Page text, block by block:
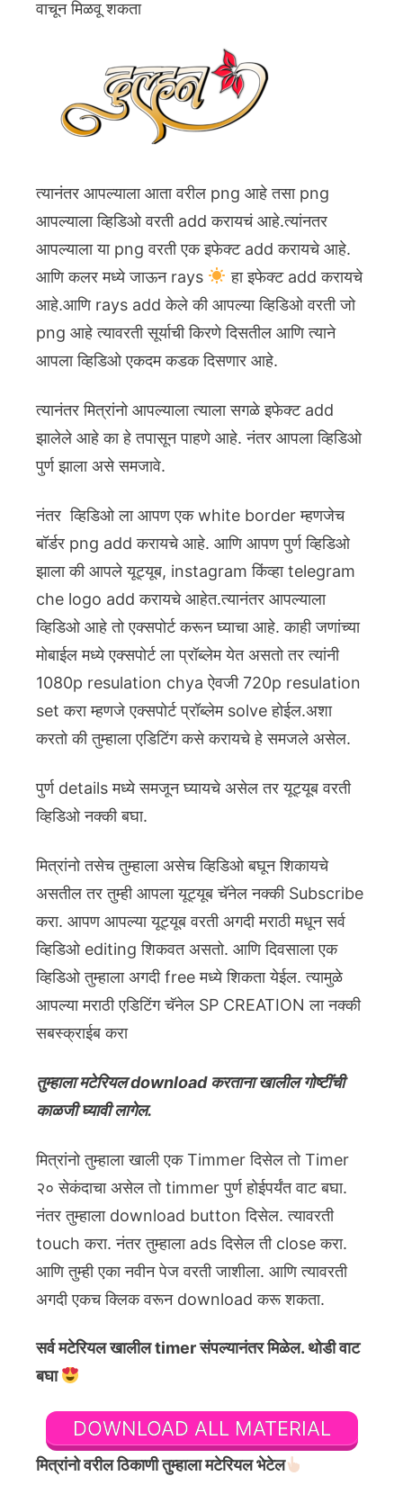
वाचून मिळवू शकता
त्यानंतर आपल्याला आता वरील png आहे तसा png
आपल्याला व्हिडिओ वरती add करायचं आहे.त्यांनतर
आपल्याला या png वरती एक इफेक्ट add करायचे आहे.
आणि कलर मध्ये जाऊन rays
हा इफेक्ट add करायचे
आहे.आणि rays add केले की आपल्या व्हिडिओ वरती जो
png आहे त्यावरती सूर्याची किरणे दिसतील आणि त्याने
आपला व्हिडिओ एकदम कडक दिसणार आहे.
त्यानंतर मित्रांनो आपल्याला त्याला सगळे इफेक्ट add
झालेले आहे का हे तपासून पाहणे आहे. नंतर आपला व्हिडिओ
पुर्ण झाला असे समजावे.
नंतर व्हिडिओ ला आपण एक white border म्हणजेच
बॉर्डर png add करायचे आहे. आणि आपण पुर्ण व्हिडिओ
झाला की आपले यूट्यूब, instagram किंव्हा telegram
che logo add करायचे आहेत.त्यानंतर आपल्याला
व्हिडिओ आहे तो एक्सपोर्ट करून घ्याचा आहे. काही जणांच्या
मोबाईल मध्ये एक्सपोर्ट ला प्रॉब्लेम येत असतो तर त्यांनी
1080p resulation chya ऐवजी 720p resulation
set करा म्हणजे एक्सपोर्ट प्रॉब्लेम solve होईल.अशा
करतो की तुम्हाला एडिटिंग कसे करायचे हे समजले असेल.
पुर्ण details मध्ये समजून घ्यायचे असेल तर यूट्यूब वरती
व्हिडिओ नक्की बघा.
मित्रांनो तसेच तुम्हाला असेच व्हिडिओ बघून शिकायचे
असतील तर तुम्ही आपला यूट्यूब चॅनेल नक्की Subscribe
करा. आपण आपल्या यूट्यूब वरती अगदी मराठी मधून सर्व
व्हिडिओ editing शिकवत असतो. आणि दिवसाला एक
व्हिडिओ तुम्हाला अगदी free मध्ये शिकता येईल. त्यामुळे
आपल्या मराठी एडिटिंग चॅनेल SP CREATION ला नक्की
सबस्क्राईब करा
तुम्हाला मटेरियल download करताना खालील गोष्टींची
काळजी घ्यावी लागेल.
मित्रांनो तुम्हाला खाली एक Timmer दिसेल तो Timer
२० सेकंदाचा असेल तो timmer पुर्ण होईपर्यंत वाट बघा.
नंतर तुम्हाला download button दिसेल. त्यावरती
touch करा. नंतर तुम्हाला ads दिसेल ती close करा.
आणि तुम्ही एका नवीन पेज वरती जाशीला. आणि त्यावरती
अगदी एकच क्लिक वरून download करू शकता.
सर्व मटेरियल खालील timer संपल्यानंतर मिळेल. थोडी वाट
बघा
DOWNLOAD ALL MATERIAL
मित्रांनो वरील ठिकाणी तुम्हाला मटेरियल भेटेल